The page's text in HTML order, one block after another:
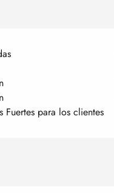
Fuertes para los clientes